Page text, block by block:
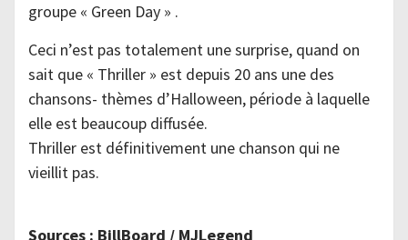
groupe « Green Day » .
Ceci n’est pas totalement une surprise, quand on
sait que « Thriller » est depuis 20 ans une des
chansons- thèmes d’Halloween, période à laquelle
elle est beaucoup diffusée.
Thriller est définitivement une chanson qui ne
vieillit pas.
Sources : BillBoard / MJLegend